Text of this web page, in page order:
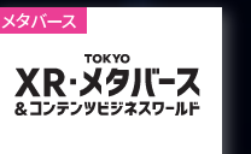
メタバース